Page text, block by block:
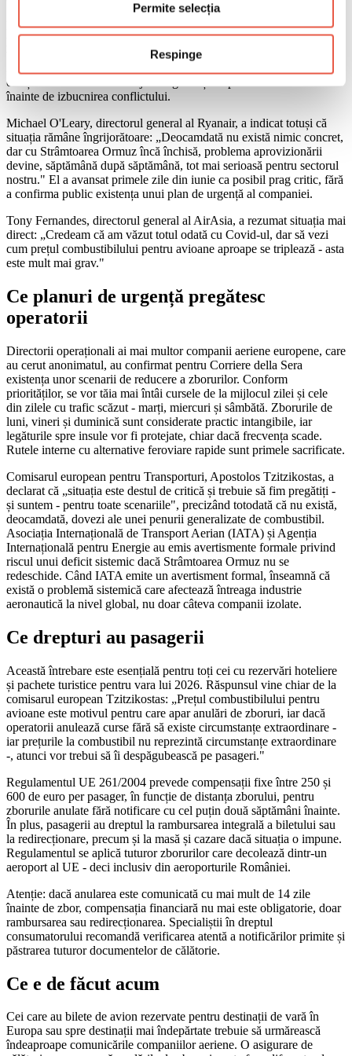
Permite selecția
Respinge
Ryanair, cea mai mare companie aeriană din Europa ca număr de
pasageri, a transmis că nu intenționează să reducă programul de
vară: și-a asigurat 80% din necesarul de combustibil până în martie
cotațiile actuale. Un avantaj strategic obținut prin contracte încheiate
înainte de izbucnirea conflictului.
Michael O'Leary, directorul general al Ryanair, a indicat totuși că
situația rămâne îngrijorătoare: „Deocamdată nu există nimic concret,
dar cu Strâmtoarea Ormuz încă închisă, problema aprovizionării
devine, săptămână după săptămână, tot mai serioasă pentru sectorul
nostru." El a avansat primele zile din iunie ca posibil prag critic, fără
a confirma public existența unui plan de urgență al companiei.
Tony Fernandes, directorul general al AirAsia, a rezumat situația mai
direct: „Credeam că am văzut totul odată cu Covid-ul, dar să vezi
cum prețul combustibilului pentru avioane aproape se triplează - asta
este mult mai grav."
Ce planuri de urgență pregătesc
operatorii
Directorii operaționali ai mai multor companii aeriene europene, care
au cerut anonimatul, au confirmat pentru Corriere della Sera
existența unor scenarii de reducere a zborurilor. Conform
priorităților, se vor tăia mai întâi cursele de la mijlocul zilei și cele
din zilele cu trafic scăzut - marți, miercuri și sâmbătă. Zborurile de
luni, vineri și duminică sunt considerate practic intangibile, iar
legăturile spre insule vor fi protejate, chiar dacă frecvența scade.
Rutele interne cu alternative feroviare rapide sunt primele sacrificate.
Comisarul european pentru Transporturi, Apostolos Tzitzikostas, a
declarat că „situația este destul de critică și trebuie să fim pregătiți -
și suntem - pentru toate scenariile", precizând totodată că nu există,
deocamdată, dovezi ale unei penurii generalizate de combustibil.
Asociația Internațională de Transport Aerian (IATA) și Agenția
Internațională pentru Energie au emis avertismente formale privind
riscul unui deficit sistemic dacă Strâmtoarea Ormuz nu se
redeschide. Când IATA emite un avertisment formal, înseamnă că
există o problemă sistemică care afectează întreaga industrie
aeronautică la nivel global, nu doar câteva companii izolate.
Ce drepturi au pasagerii
Această întrebare este esențială pentru toți cei cu rezervări hoteliere
și pachete turistice pentru vara lui 2026. Răspunsul vine chiar de la
comisarul european Tzitzikostas: „Prețul combustibilului pentru
avioane este motivul pentru care apar anulări de zboruri, iar dacă
operatorii anulează curse fără să existe circumstanțe extraordinare -
iar prețurile la combustibil nu reprezintă circumstanțe extraordinare
-, atunci vor trebui să îi despăgubească pe pasageri."
Regulamentul UE 261/2004 prevede compensații fixe între 250 și
600 de euro per pasager, în funcție de distanța zborului, pentru
zborurile anulate fără notificare cu cel puțin două săptămâni înainte.
În plus, pasagerii au dreptul la rambursarea integrală a biletului sau
la redirecționare, precum și la masă și cazare dacă situația o impune.
Regulamentul se aplică tuturor zborurilor care decolează dintr-un
aeroport al UE - deci inclusiv din aeroporturile României.
Atenție: dacă anularea este comunicată cu mai mult de 14 zile
înainte de zbor, compensația financiară nu mai este obligatorie, doar
rambursarea sau redirecționarea. Specialiștii în dreptul
consumatorului recomandă verificarea atentă a notificărilor primite și
păstrarea tuturor documentelor de călătorie.
Ce e de făcut acum
Cei care au bilete de avion rezervate pentru destinații de vară în
Europa sau spre destinații mai îndepărtate trebuie să urmărească
îndeaproape comunicările companiilor aeriene. O asigurare de